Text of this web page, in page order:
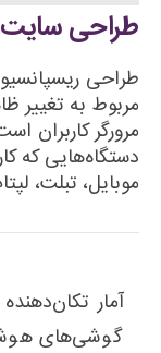
طراحی سایت
مربوط به تغییر
مرورگر کاربران
دستگاه‌هایی که
موبایل، تبلت،
آمار